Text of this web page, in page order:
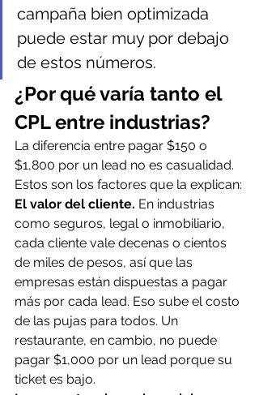
campaña bien optimizada
puede estar muy por debajo
de estos números.
¿Por qué varía tanto el
CPL entre industrias?
La diferencia entre pagar $150 o
$1,800 por un lead no es casualidad.
Estos son los factores que la explican:
El valor del cliente. En industrias
como seguros, legal o inmobiliario,
cada cliente vale decenas o cientos
de miles de pesos, así que las
empresas están dispuestas a pagar
más por cada lead. Eso sube el costo
de las pujas para todos. Un
restaurante, en cambio, no puede
pagar $1,000 por un lead porque su
ticket es bajo.